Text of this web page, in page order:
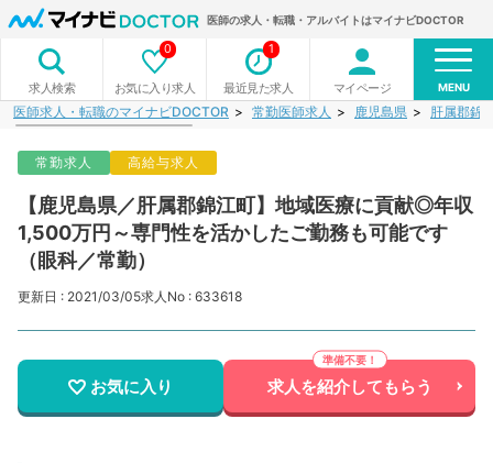
医師の求人・転職・アルバイトはマイナビDOCTOR
求人検索 お気に入り求人
0
最近見た求人
1
マイページ MENU
医師求人・転職のマイナビDOCTOR 常勤医師求人 鹿児島県 肝属郡錦
常勤求人 高給与求人
【鹿児島県／肝属郡錦江町】地域医療に貢献◎年収
1,500万円～専門性を活かしたご勤務も可能です
（眼科／常勤）
更新日 : 2021/03/05求人No : 633618
お気に入り 求人を紹介してもらう